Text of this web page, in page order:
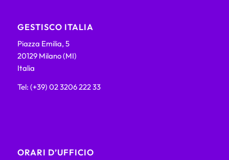
GESTISCO ITALIA
Piazza Emilia, 5
20129 Milano (MI)
Italia
Tel: (+39) 02 3206 222 33
ORARI D’UFFICIO